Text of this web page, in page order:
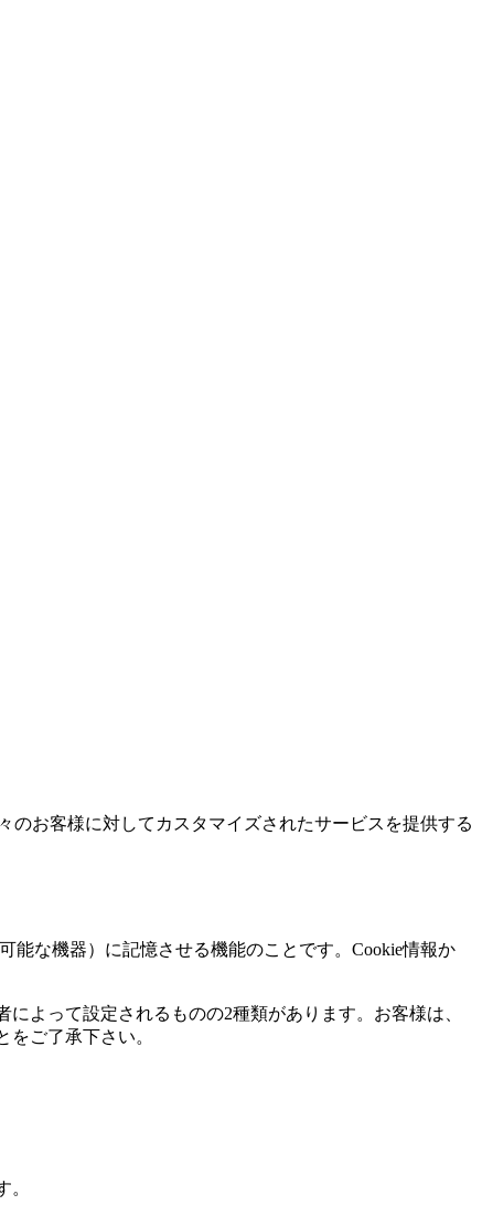
お客様に対してカスタマイズされたサービスを提供する
能な機器）に記憶させる機能のことです。Cookie情報か
よって設定されるものの2種類があります。お客様は、
ご了承下さい。